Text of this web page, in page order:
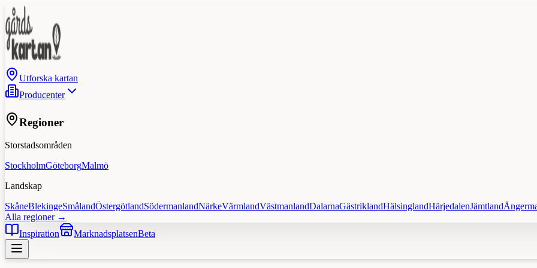
Utforska kartan
Producenter
Regioner
Storstadsområden
StockholmGöteborgMalmö
Landskap
SkåneBlekingeSmålandÖstergötlandSödermanlandNärkeVärmlandVästmanlandDalarnaGästriklandHälsinglandHärjedalenJämtland
Alla regioner →
Inspiration
MarknadsplatsenBeta